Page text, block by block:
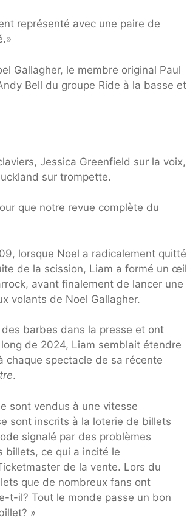
représenté avec une paire de
Gallagher, le membre original Paul
Bell du groupe Ride à la basse et
Jessica Greenfield sur la voix,
sur trompette.
que notre revue complète du
lorsque Noel a radicalement quitté
de la scission, Liam a formé un œil
avant finalement de lancer une
volants de Noel Gallagher.
barbes dans la presse et ont
de 2024, Liam semblait étendre
chaque spectacle de sa récente
.
sont vendus à une vitesse
sont inscrits à la loterie de billets
signalé par des problèmes
billets, ce qui a incité le
de la vente. Lors du
que de nombreux fans ont
t-il? Tout le monde passe un bon
»